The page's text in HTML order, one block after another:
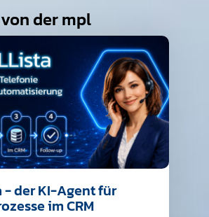
der mpl
- der KI-Agent für
im CRM